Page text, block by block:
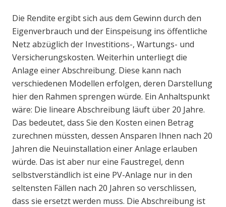
Die Rendite ergibt sich aus dem Gewinn durch den
Eigenverbrauch und der Einspeisung ins öffentliche
Netz abzüglich der Investitions-, Wartungs- und
Versicherungskosten. Weiterhin unterliegt die
Anlage einer Abschreibung. Diese kann nach
verschiedenen Modellen erfolgen, deren Darstellung
hier den Rahmen sprengen würde. Ein Anhaltspunkt
wäre: Die lineare Abschreibung läuft über 20 Jahre.
Das bedeutet, dass Sie den Kosten einen Betrag
zurechnen müssten, dessen Ansparen Ihnen nach 20
Jahren die Neuinstallation einer Anlage erlauben
würde. Das ist aber nur eine Faustregel, denn
selbstverständlich ist eine PV-Anlage nur in den
seltensten Fällen nach 20 Jahren so verschlissen,
dass sie ersetzt werden muss. Die Abschreibung ist